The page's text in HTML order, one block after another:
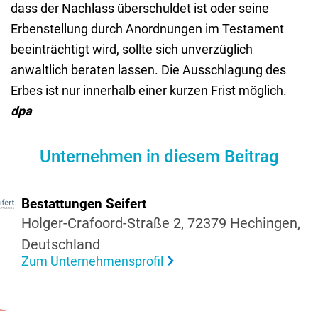
dass der Nachlass überschuldet ist oder seine
Erbenstellung durch Anordnungen im Testament
beeinträchtigt wird, sollte sich unverzüglich
anwaltlich beraten lassen. Die Ausschlagung des
Erbes ist nur innerhalb einer kurzen Frist möglich.
dpa
Unternehmen in diesem Beitrag
Bestat­tungen Seifert
Holger-Crafoord-Straße 2, 72379 Hechingen,
Deutsch­land
Zum Unternehmensprofil